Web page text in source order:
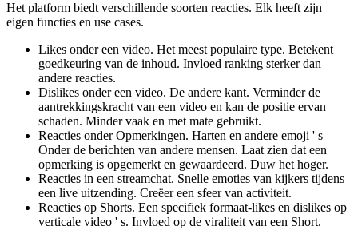
Het platform biedt verschillende soorten reacties. Elk heeft zijn
eigen functies en use cases.
Likes onder een video. Het meest populaire type. Betekent
goedkeuring van de inhoud. Invloed ranking sterker dan
andere reacties.
Dislikes onder een video. De andere kant. Verminder de
aantrekkingskracht van een video en kan de positie ervan
schaden. Minder vaak en met mate gebruikt.
Reacties onder Opmerkingen. Harten en andere emoji ' s
Onder de berichten van andere mensen. Laat zien dat een
opmerking is opgemerkt en gewaardeerd. Duw het hoger.
Reacties in een streamchat. Snelle emoties van kijkers tijdens
een live uitzending. Creëer een sfeer van activiteit.
Reacties op Shorts. Een specifiek formaat-likes en dislikes op
verticale video ' s. Invloed op de viraliteit van een Short.